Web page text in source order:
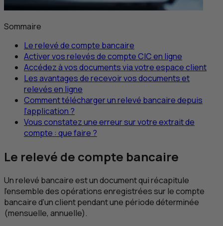
Sommaire
Le relevé de compte bancaire
Activer vos relevés de compteCICen ligne
Accédez à vos documents via votre espace client
Les avantages de recevoir vos documents et
relevés en ligne
Comment télécharger un relevé bancaire depuis
l’application ?
Vous constatez une erreur sur votre extrait de
compte : que faire ?
Le relevé de compte bancaire
Un relevé bancaire est un document qui récapitule
l’ensemble des opérations enregistrées sur le compte
bancaire d’un client pendant une période déterminée
(mensuelle, annuelle).